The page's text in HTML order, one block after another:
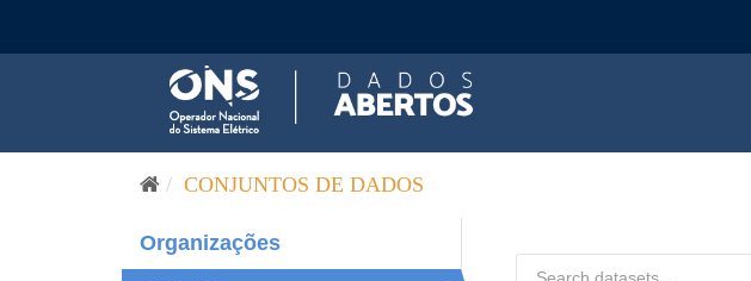
CONJUNTOS DE DADOS
Organizações